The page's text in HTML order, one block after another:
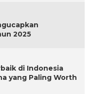
2025
di Indonesia
yang Paling Worth